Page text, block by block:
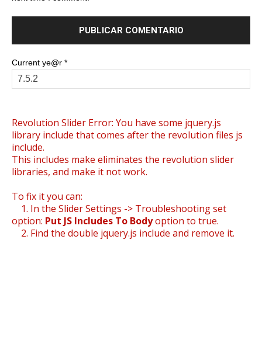
Current ye@r *
Revolution Slider Error: You have some jquery.js
library include that comes after the revolution files js
include.
This includes make eliminates the revolution slider
libraries, and make it not work.
To fix it you can:
1. In the Slider Settings -> Troubleshooting set
option: Put JS Includes To Bodyoption to true.
2. Find the double jquery.js include and remove it.